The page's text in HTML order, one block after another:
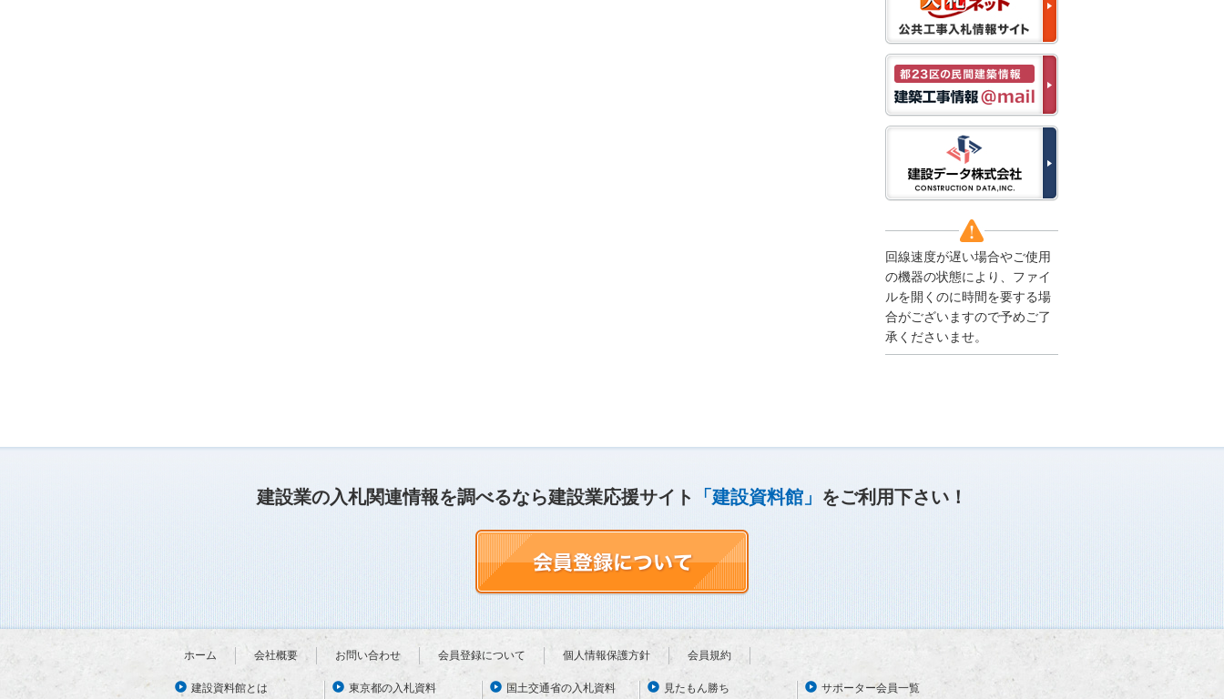
建設資料館をご利用いた
だき、誠に有難うござい
ます。
下記の期間につきまし
て、弊社休業のため情報
更新を停止させていただ
きます。
【期間】１２月２７日
(土)～１月４日(日)
上記の期間、情報の更新
がされませんので、ご了
承のほど、よろしくお願
なお、情報は１月５日
(月)より登録されます。
2025/08/04
●夏季休業に伴う情報更
新停止のお知らせ●
建設資料館をご利用いた
だき、誠に有難うござい
がされませんので、ご了
承のほど、よろしくお願
伴う情報更新停止のお知
らせ(04/26～04/29、05/0
ユーザー各位
回線速度が遅い場合やご使用
の機器の状態により、ファイ
ルを開くのに時間を要する場
合がございますので予めご了
承くださいませ。
建設業の入札関連情報を調べるなら建設業応援サイト 「建設資料館」 をご利用下さい！
ホーム 会社概要 お問い合わせ 会員登録について 個人情報保護方針 会員規約
建設資料館とは 東京都の入札資料 国土交通省の入札資料 見たもん勝ち サポーター会員一覧